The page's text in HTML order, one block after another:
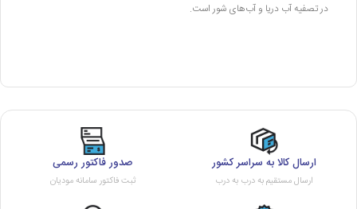
در تصفیه آب دریا و آب‌های شور است.
ارسال کالا به سراسر کشور
ارسال مستقیم به درب به درب
صدور فاکتور رسمی
ثبت فاکتور سامانه مودیان